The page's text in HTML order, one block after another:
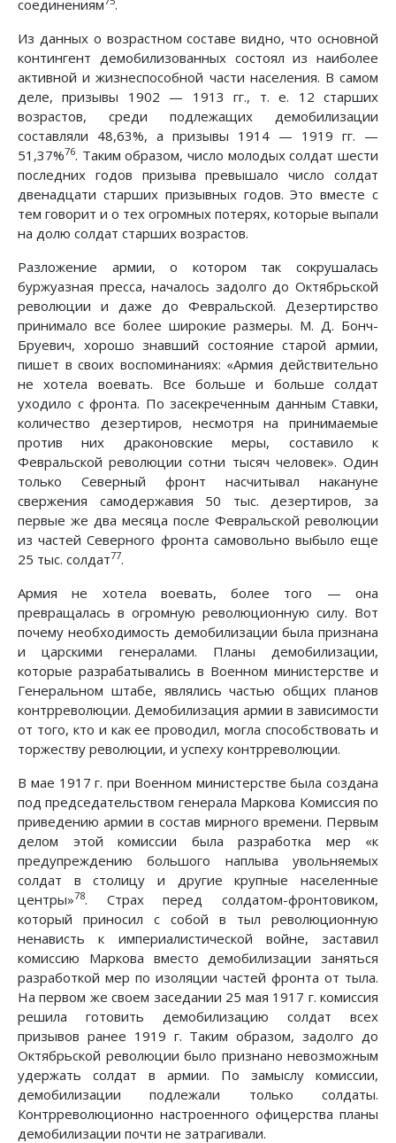
соединениям
.
Из данных о возрастном составе видно, что основной
контингент демобилизованных состоял из наиболее
активной и жизнеспособной части населения. В самом
деле, призывы 1902 — 1913 гг., т. е. 12 старших
возрастов, среди подлежащих демобилизации
составляли 48,63%, а призывы 1914 — 1919 гг. —
51,37%76. Таким образом, число молодых солдат шести
последних годов призыва превышало число солдат
двенадцати старших призывных годов. Это вместе с
тем говорит и о тех огромных потерях, которые выпали
на долю солдат старших возрастов.
Разложение армии, о котором так сокрушалась
буржуазная пресса, началось задолго до Октябрьской
революции и даже до Февральской. Дезертирство
принимало все более широкие размеры. М. Д. Бонч-
Бруевич, хорошо знавший состояние старой армии,
пишет в своих воспоминаниях: «Армия действительно
не хотела воевать. Все больше и больше солдат
уходило с фронта. По засекреченным данным Ставки,
количество дезертиров, несмотря на принимаемые
против них драконовские меры, составило к
Февральской революции сотни тысяч человек». Один
только Северный фронт насчитывал накануне
свержения самодержавия 50 тыс. дезертиров, за
первые же два месяца после Февральской революции
из частей Северного фронта самовольно выбыло еще
25 тыс. солдат77.
Армия не хотела воевать, более того — она
превращалась в огромную революционную силу. Вот
почему необходимость демобилизации была признана
и царскими генералами. Планы демобилизации,
которые разрабатывались в Военном министерстве и
Генеральном штабе, являлись частью общих планов
контрреволюции. Демобилизация армии в зависимости
от того, кто и как ее проводил, могла способствовать и
торжеству революции, и успеху контрреволюции.
В мае 1917 г. при Военном министерстве была создана
под председательством генерала Маркова Комиссия по
приведению армии в состав мирного времени. Первым
делом этой комиссии была разработка мер «к
предупреждению большого наплыва увольняемых
солдат в столицу и другие крупные населенные
центры»78. Страх перед солдатом-фронтовиком,
который приносил с собой в тыл революционную
ненависть к империалистической войне, заставил
комиссию Маркова вместо демобилизации заняться
разработкой мер по изоляции частей фронта от тыла.
На первом же своем заседании 25 мая 1917 г. комиссия
решила готовить демобилизацию солдат всех
призывов ранее 1919 г. Таким образом, задолго до
Октябрьской революции было признано невозможным
удержать солдат в армии. По замыслу комиссии,
демобилизации подлежали только солдаты.
Контрреволюционно настроенного офицерства планы
демобилизации почти не затрагивали.